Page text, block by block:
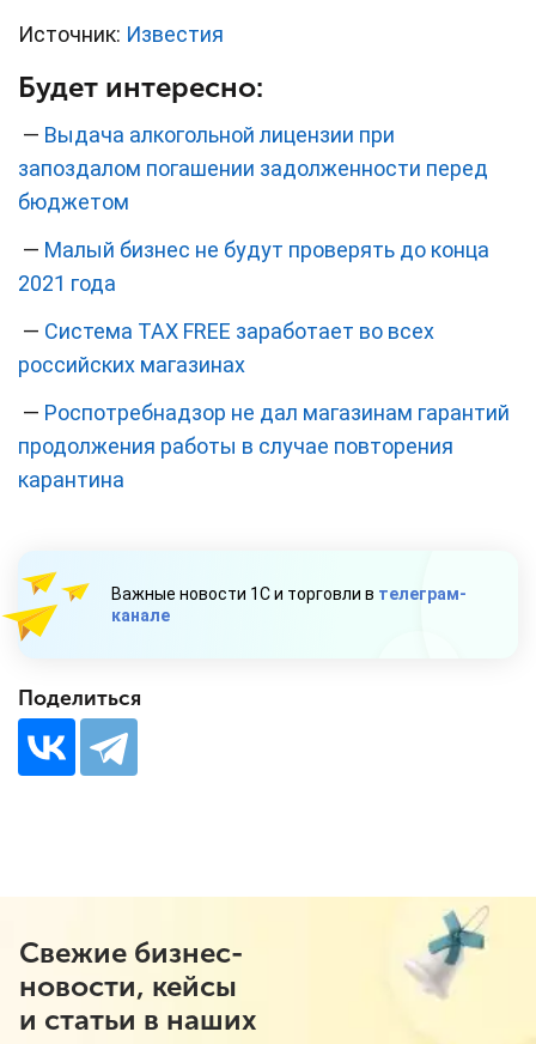
Источник: Известия
Будет интересно:
— Выдача алкогольной лицензии при
запоздалом погашении задолженности перед
бюджетом
— Малый бизнес не будут проверять до конца
2021 года
— Система TAX FREE заработает во всех
российских магазинах
— Роспотребнадзор не дал магазинам гарантий
продолжения работы в случае повторения
карантина
Важные новости 1С и торговли в телеграм-
канале
Поделиться
Свежие бизнес-
новости, кейсы
и статьи в наших